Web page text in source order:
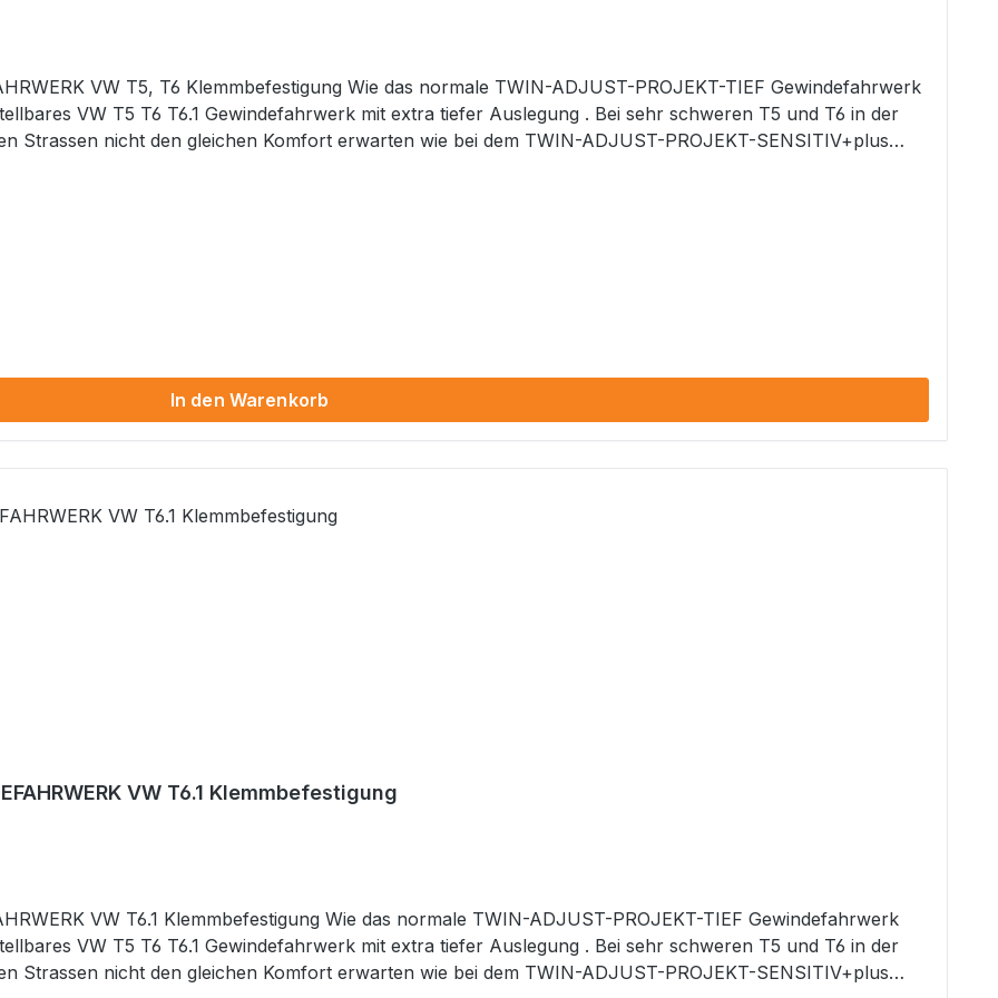
VW T5, T6 Klemmbefestigung Wie das normale TWIN-ADJUST-PROJEKT-TIEF Gewindefahrwerk
VW T5 T6 T6.1 Gewindefahrwerk mit extra tiefer Auslegung . Bei sehr schweren T5 und T6 in der
Strassen nicht den gleichen Komfort erwarten wie bei dem TWIN-ADJUST-PROJEKT-SENSITIV+plus
eingebautem Zustand von oben die Abstimmung individuell nach seinen Wünschen eingestellt werden !
Gas-Befüllung für dauerhaft perfektes Handling der schweren Busse auch bei dauerhafter Maximal-
und Teflon-beschichtete Kolbenstangenführung für nochmals sensitiveres Ansprechen der
an Vorder-und Hinterachse. N Nicht für schwere Modelle wie bspw. California, oder langer Radstand, oder
In den Warenkorb
VW T6.1 Klemmbefestigung
VW T6.1 Klemmbefestigung Wie das normale TWIN-ADJUST-PROJEKT-TIEF Gewindefahrwerk
VW T5 T6 T6.1 Gewindefahrwerk mit extra tiefer Auslegung . Bei sehr schweren T5 und T6 in der
Strassen nicht den gleichen Komfort erwarten wie bei dem TWIN-ADJUST-PROJEKT-SENSITIV+plus